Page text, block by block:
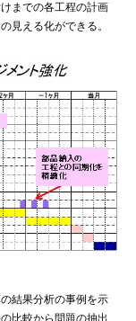
までの各工程の計画
見える化ができる。
結果分析の事例を示
比較から問題の抽出